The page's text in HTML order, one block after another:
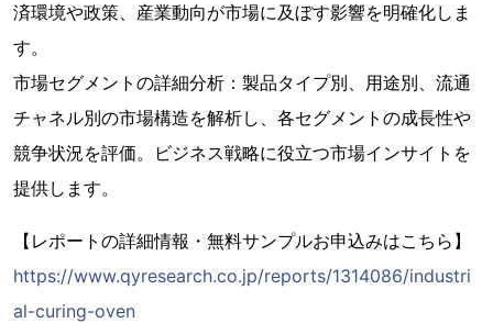
済環境や政策、産業動向が市場に及ぼす影響を明確化しま
す。
市場セグメントの詳細分析：製品タイプ別、用途別、流通
チャネル別の市場構造を解析し、各セグメントの成長性や
競争状況を評価。ビジネス戦略に役立つ市場インサイトを
提供します。
【レポートの詳細情報・無料サンプルお申込みはこちら】
https://www.qyresearch.co.jp/reports/1314086/industri
al-curing-oven